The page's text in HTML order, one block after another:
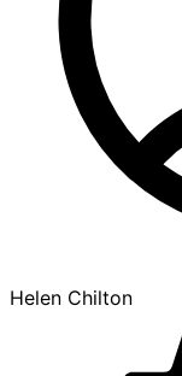
Helen Chilton